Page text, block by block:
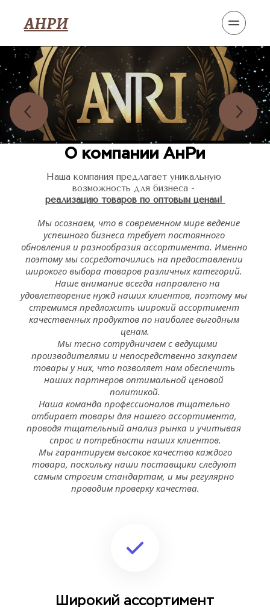
АНРИ
О компании АнРи
Наша компания предлагает уникальную
возможность для бизнеса -
реализацию товаров по оптовым ценам!
Мы осознаем, что в современном мире ведение
успешного бизнеса требует постоянного
обновления и разнообразия ассортимента. Именно
поэтому мы сосредоточились на предоставлении
широкого выбора товаров различных категорий.
Наше внимание всегда направлено на
удовлетворение нужд наших клиентов, поэтому мы
стремимся предложить широкий ассортимент
качественных продуктов по наиболее выгодным
ценам.
Мы тесно сотрудничаем с ведущими
производителями и непосредственно закупаем
товары у них, что позволяет нам обеспечить
наших партнеров оптимальной ценовой
политикой.
Наша команда профессионалов тщательно
отбирает товары для нашего ассортимента,
проводя тщательный анализ рынка и учитывая
спрос и потребности наших клиентов.
Мы гарантируем высокое качество каждого
товара, поскольку наши поставщики следуют
самым строгим стандартам, и мы регулярно
проводим проверку качества.
Широкий ассортимент